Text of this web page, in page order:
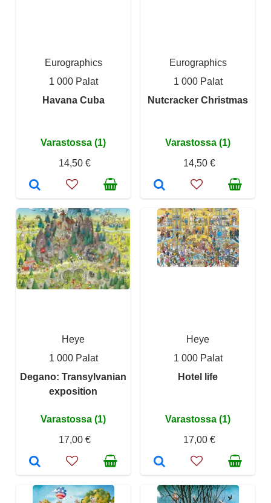
Eurographics
1 000 Palat
Havana Cuba
Varastossa (1)
14,50 €
Eurographics
1 000 Palat
Nutcracker Christmas
Varastossa (1)
14,50 €
Heye
1 000 Palat
Degano: Transylvanian
exposition
Varastossa (1)
17,00 €
Heye
1 000 Palat
Hotel life
Varastossa (1)
17,00 €